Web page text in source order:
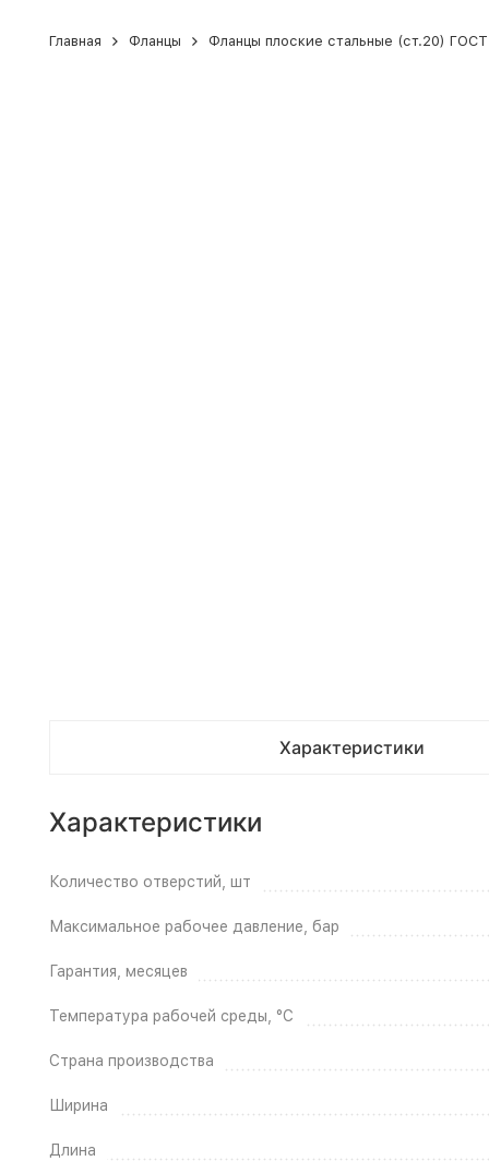
Главная Фланцы Фланцы плоские стальные (ст.20)
Характеристики
Характеристики
Количество отверстий, шт
Максимальное рабочее давление, бар
Гарантия, месяцев
Температура рабочей среды, °C
Страна производства
Ширина
Длина